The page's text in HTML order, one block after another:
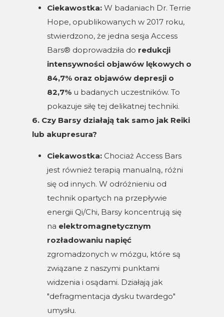
Ciekawostka: W badaniach Dr. Terrie
Hope, opublikowanych w 2017 roku,
stwierdzono, że jedna sesja Access
Bars® doprowadziła do redukcji
intensywności objawów lękowych o
84,7% oraz objawów depresji o
82,7% u badanych uczestników. To
pokazuje siłę tej delikatnej techniki.
6. Czy Barsy działają tak samo jak Reiki
lub akupresura?
Ciekawostka: Chociaż Access Bars
jest również terapią manualną, różni
się od innych. W odróżnieniu od
technik opartych na przepływie
energii Qi/Chi, Barsy koncentrują się
na elektromagnetycznym
rozładowaniu napięć
zgromadzonych w mózgu, które są
związane z naszymi punktami
widzenia i osądami. Działają jak
"defragmentacja dysku twardego"
umysłu.